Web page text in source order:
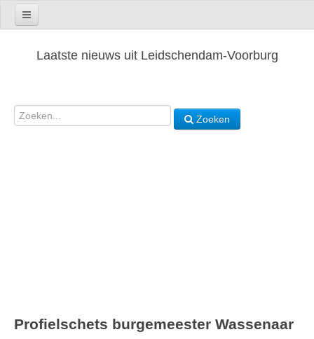
Laatste nieuws uit Leidschendam-Voorburg
Zoeken
Profielschets burgemeester Wassenaar